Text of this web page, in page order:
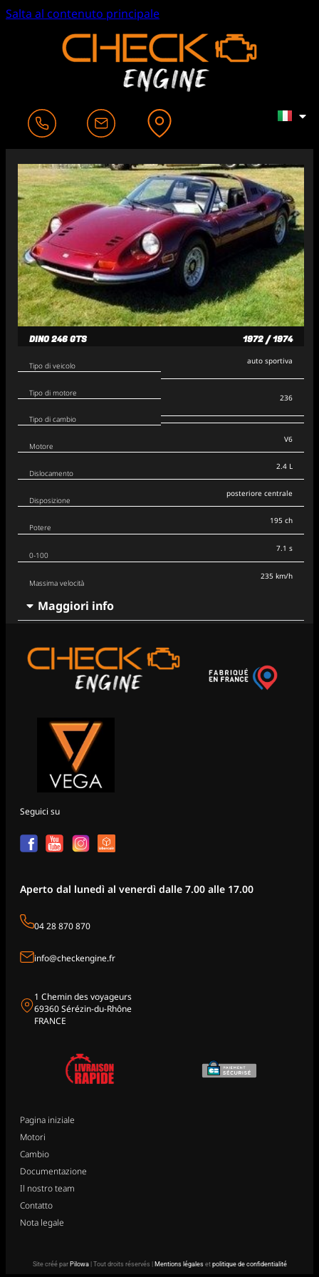
Salta al contenuto principale
DINO 246 GTS 1972 / 1974
Tipo di veicolo
Tipo di motore
Tipo di cambio
auto sportiva
236
Motore
Dislocamento
Disposizione
V6
2.4 L
posteriore centrale
Potere
0-100
Massima velocità
195 ch
7.1 s
235 km/h
Maggiori info
Seguici su
Aperto dal lunedì al venerdì dalle 7.00 alle 17.00
04 28 870 870
info@checkengine.fr
1 Chemin des voyageurs
69360 Sérézin-du-Rhône
FRANCE
Pagina iniziale
Motori
Cambio
Documentazione
Il nostro team
Contatto
Nota legale
Site créé par Pilowa| Tout droits réservés | Mentions légaleset politique de confidentialité